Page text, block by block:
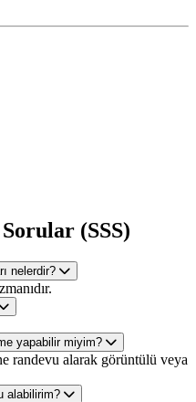
(SSS)
nelerdir?
yapabilir miyim?
randevu alarak görüntülü veya
alabilirim?